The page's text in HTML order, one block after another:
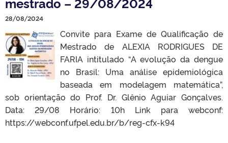
28/08/2024
Convite para Exame de Qualificação de
Mestrado de ALEXIA RODRIGUES DE
FARIA intitulado “A evolução da dengue
no Brasil: Uma análise epidemiológica
baseada em modelagem matemática”,
sob orientação do Prof. Dr. Glênio Aguiar Gonçalves.
Data: 29/08 Horário: 10h Link para webconf:
https://webconf.ufpel.edu.br/b/reg-cfx-k94